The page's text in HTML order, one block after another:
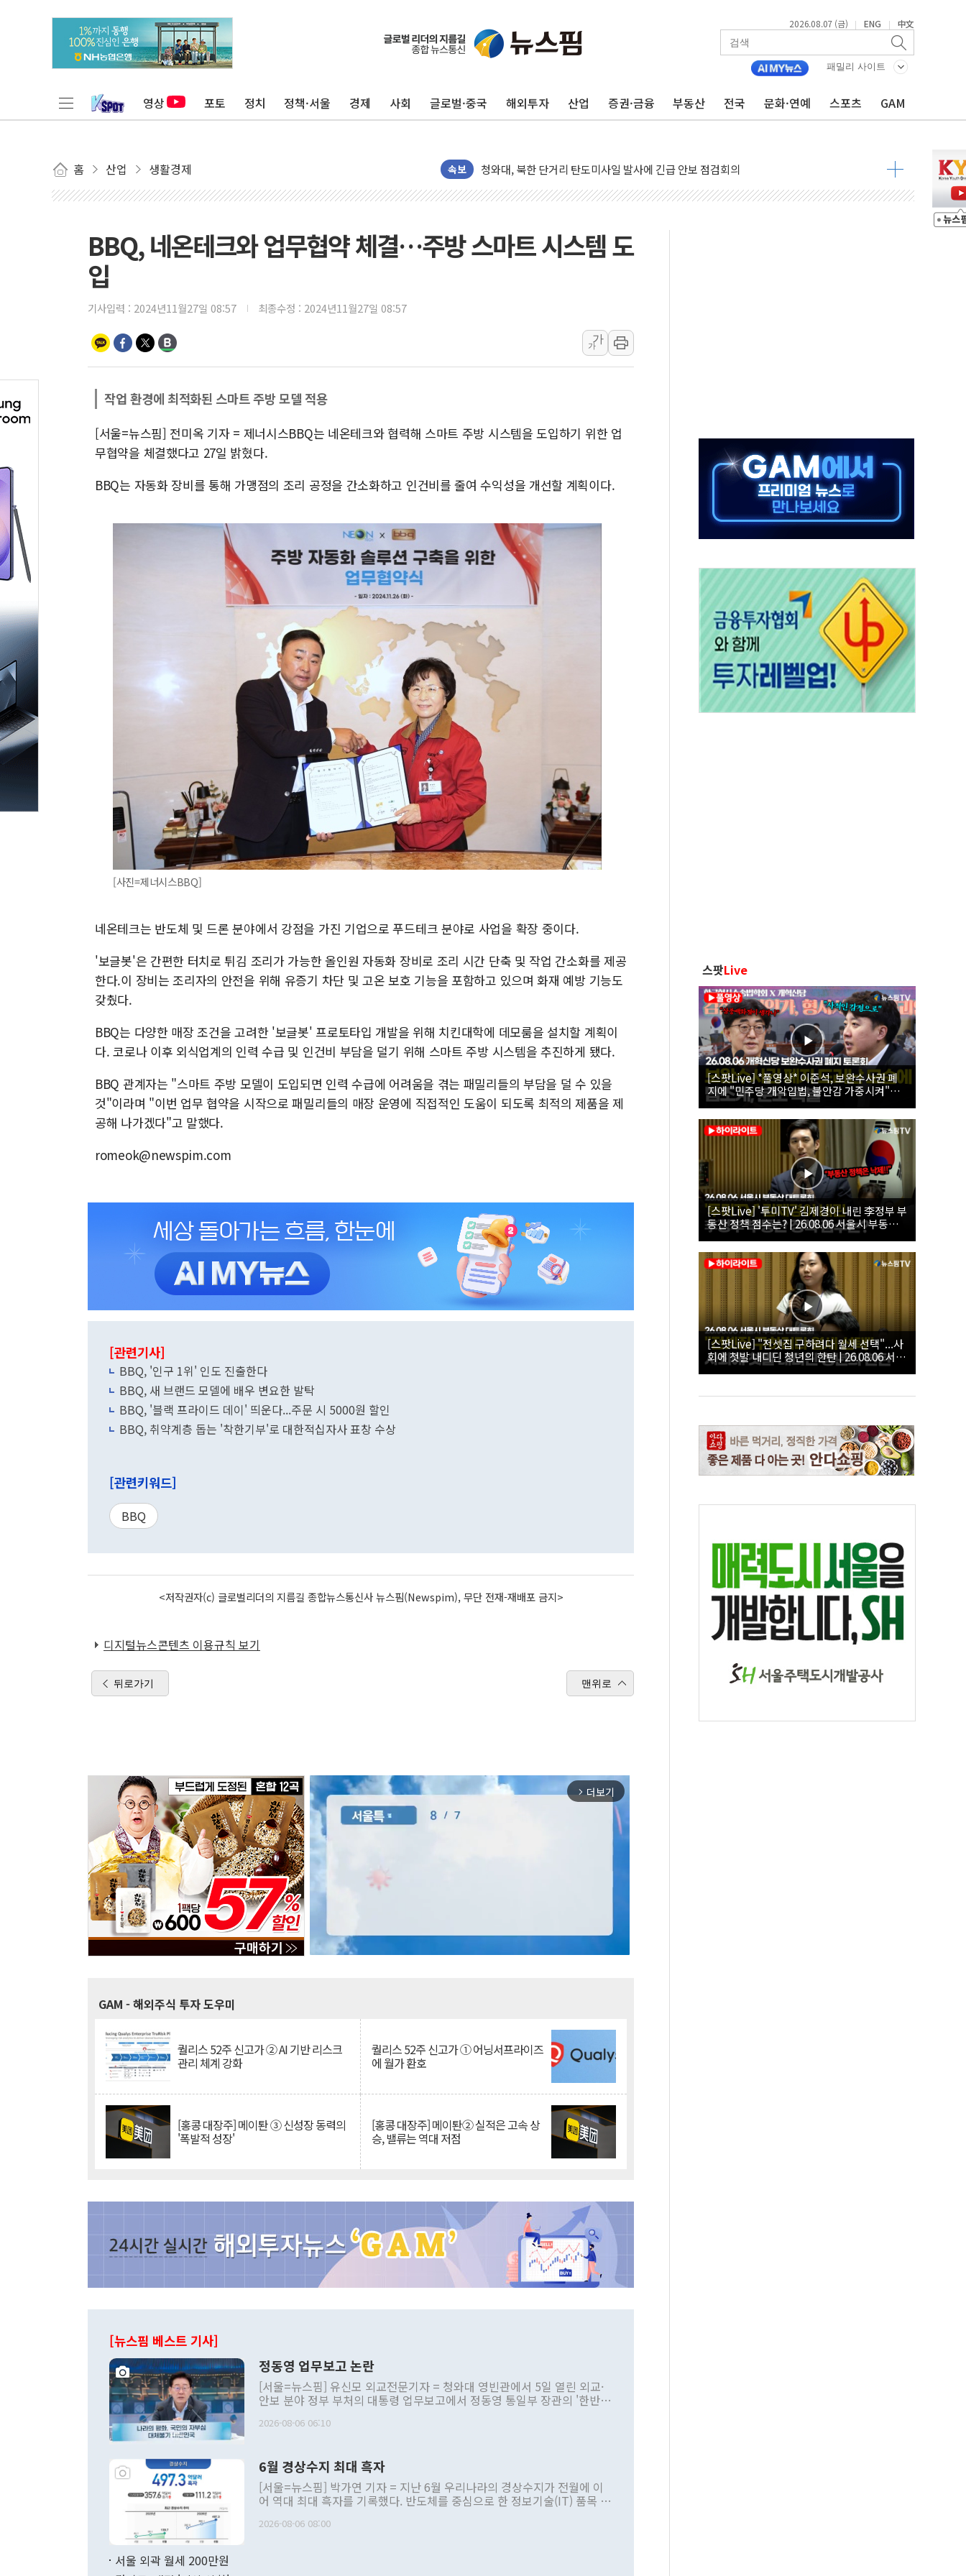
2026.08.07 (금) | ENG | 中文
패밀리 사이트
영상 포토 정치 정책·서울 경제 사회 글로벌·중국 해외투자 산업 증권·금융 부동산 전국 문화·연예 스포츠 GAM
홈 산업 생활경제 속보
리투아니아 국방 "러, 우크라 드론으로 나토 회원국 공격 검토… 거짓 깃발 작전"
구광모, 내주 실리콘밸리서 젠슨 황 재회…로봇·AI 데이터센터·모빌리티 구체화
김정관 장관 "영업이익 N% 성과급 반대…상법·자본시장법 개정 논의"
뉴욕증시 프리뷰, 미 주가선물 AI주 차익실현 속 혼조세...웨스턴디지털·샌디스크↓
금값 7주 만에 최고…美 고용 둔화·호르무즈 재개방 기대에 강세
[인도증시] 중동 긴장 완화에 실적 호조까지, 상승...호실적 보고 기업 상승세 뚜렷
[베트남 증시] 지수 하락 속 'DGC' 임시 주총 기대감에 홀로 상한가…마진 잔액은 사상 최고
'월가의 황제' 다이먼 "금융시장 레버리지 위험수위…숨은 차입이 더 큰 변수"
[3보] 북, 원산서 동해로 단거리 탄도미사일 1발 발사… 올해 10번째·42일 만 도발
우크라 드론 전술, 중남미 콜롬비아에 새 안보 위기… 반군·마약카르텔이 습득해 전투 활용
구미 폐염산처리업체서 불 2시간30여분만에 진화...외국인 노동자 숨져
BBQ, 네온테크와 업무협약 체결…주방 스마트 시스템 도
입
기사입력 : 2024년11월27일 08:57 최종수정 : 2024년11월27일 08:57
가
가
작업 환경에 최적화된 스마트 주방 모델 적용
[서울=뉴스핌] 전미옥 기자 = 제너시스BBQ는 네온테크와 협력해 스마트 주방 시스템을 도입하기 위한 업
무협약을 체결했다고 27일 밝혔다.
BBQ는 자동화 장비를 통해 가맹점의 조리 공정을 간소화하고 인건비를 줄여 수익성을 개선할 계획이다.
[사진=제너시스BBQ]
네온테크는 반도체 및 드론 분야에서 강점을 가진 기업으로 푸드테크 분야로 사업을 확장 중이다.
'보글봇'은 간편한 터치로 튀김 조리가 가능한 올인원 자동화 장비로 조리 시간 단축 및 작업 간소화를 제공
한다.이 장비는 조리자의 안전을 위해 유증기 차단 및 고온 보호 기능을 포함하고 있으며 화재 예방 기능도
갖췄다.
BBQ는 다양한 매장 조건을 고려한 '보글봇' 프로토타입 개발을 위해 치킨대학에 데모룸을 설치할 계획이
다. 코로나 이후 외식업계의 인력 수급 및 인건비 부담을 덜기 위해 스마트 주방 시스템을 추진하게 됐다.
BBQ 관계자는 "스마트 주방 모델이 도입되면 인력 수급에 어려움을 겪는 패밀리들의 부담을 덜 수 있을
것"이라며 "이번 업무 협약을 시작으로 패밀리들의 매장 운영에 직접적인 도움이 되도록 최적의 제품을 제
공해 나가겠다"고 말했다.
romeok@newspim.com
[관련기사]
BBQ, '인구 1위' 인도 진출한다
BBQ, 새 브랜드 모델에 배우 변요한 발탁
BBQ, '블랙 프라이드 데이' 띄운다...주문 시 5000원 할인
BBQ, 취약계층 돕는 '착한기부'로 대한적십자사 표창 수상
[관련키워드]
BBQ
<저작권자(c) 글로벌리더의 지름길 종합뉴스통신사 뉴스핌(Newspim), 무단 전재-재배포 금지>
디지털뉴스콘텐츠 이용규칙 보기
뒤로가기 맨위로
arrow_forward_ios 더보기
GAM - 해외주식 투자 도우미
퀄리스 52주 신고가 ② AI 기반 리스크
관리 체계 강화
퀄리스 52주 신고가 ① 어닝서프라이즈
에 월가 환호
[홍콩 대장주] 메이퇀 ③ 신성장 동력의
'폭발적 성장'
[홍콩 대장주] 메이퇀② 실적은 고속 상
승, 밸류는 역대 저점
[뉴스핌 베스트 기사]
정동영 업무보고 논란
[서울=뉴스핌] 유신모 외교전문기자 = 청와대 영빈관에서 5일 열린 외교·
안보 분야 정부 부처의 대통령 업무보고에서 정동영 통일부 장관의 '한반도
발언 중에는 정부 내 조율을 거치지 않은 사안을 정책으로 추진하겠다고 공
주의적 희망에 근거한 비현실적 구상'이라는 비판을 내놨다. 그동안 정 장
관의 대북 정책 관련 발언이 물의를 빚은 적은 여러 번 있지만 대통령과 유
관 부처 장관이 공개적으로 부정적 입장을 표명한 것은 이례적이다. 정 장
관의 무리한 대북 접근법과 월권을 제어해야 한다는 목소리도 높아지고 있
다. [정동영 통일부 장관이 지난달 23일 오후 서울 종로구 정부서울청사에
2026-08-06 06:10
6월 경상수지 최대 흑자
[서울=뉴스핌] 박가연 기자 = 지난 6월 우리나라의 경상수지가 전월에 이
어 역대 최대 흑자를 기록했다. 반도체를 중심으로 한 정보기술(IT) 품목 수
료=한국은행] 한국은행이 6일 발표한 '2026년 6월 국제수지(잠정)'에 따르
2026-08-06 08:00
서울 외곽 월세 200만원
스팟Live
[스팟Live] *풀영상* 이준석, 보완수사권 폐
지에 "민주당 개악입법, 불안감 가중시켜"｜
26.08.06 개혁신당 보완수사권 폐지 토론회
[스팟Live] '투미TV' 김제경이 내린 李정부 부
동산 정책 점수는? | 26.08.06 서울시 부동산
대토론회
[스팟Live] "전셋집 구하려다 월세 선택"...사
회에 첫발 내디딘 청년의 한탄 | 26.08.06 서울
시 부동산 대토론회